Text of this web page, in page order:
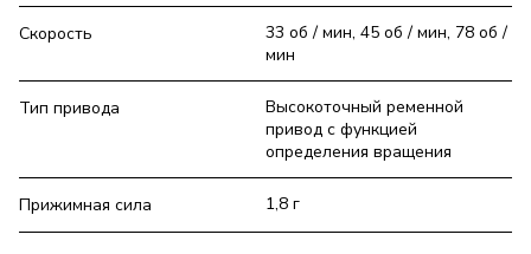
Скорость
33 об / мин, 45 об / мин, 78 об /
мин
Тип привода
Высокоточный ременной
привод с функцией
определения вращения
Прижимная сила 1,8 г